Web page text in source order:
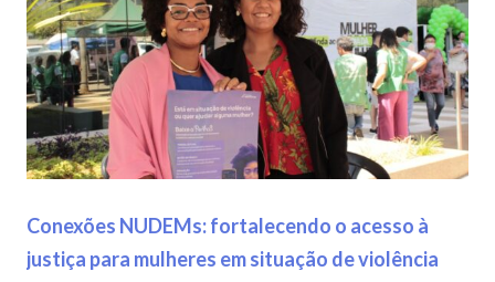
Conexões NUDEMs: fortalecendo o acesso à
justiça para mulheres em situação de violência